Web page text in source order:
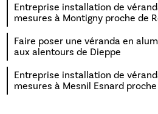
Entreprise installation de
mesures à Montigny proche de
Faire poser une véranda en
aux alentours de Dieppe
Entreprise installation de
mesures à Mesnil Esnard